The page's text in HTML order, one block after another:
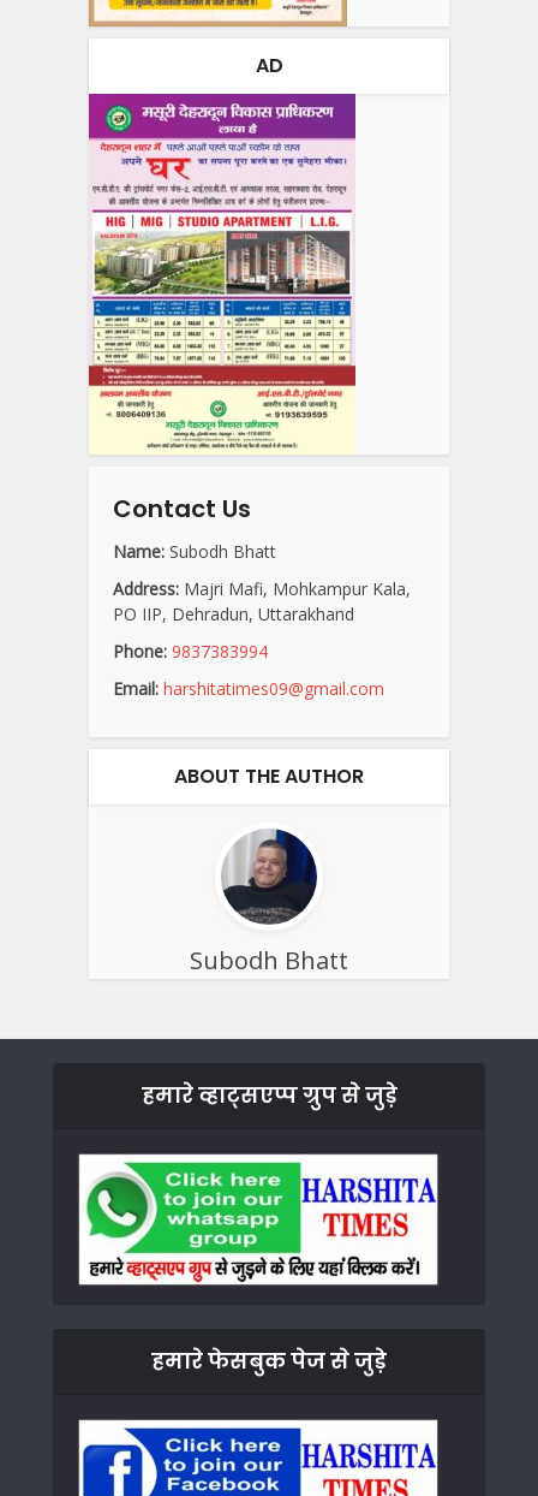
AD
Contact Us
Name: Subodh Bhatt
Address: Majri Mafi, Mohkampur Kala,
PO IIP, Dehradun, Uttarakhand
Phone: 9837383994
Email: harshitatimes09@gmail.com
ABOUT THE AUTHOR
Subodh Bhatt
हमारे व्हाट्सएप्प ग्रुप से जुड़े
हमारे फेसबुक पेज से जुड़े